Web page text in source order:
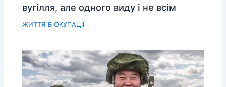
вугілля, але одного виду і не всім
ЖИТТЯ В ОКУПАЦІЇ